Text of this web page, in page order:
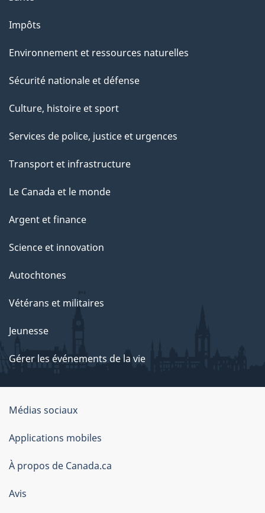
a
e
Impôts
Environnement et ressources naturelles
Sécurité nationale et défense
Culture, histoire et sport
Services de police, justice et urgences
Transport et infrastructure
Le Canada et le monde
Argent et finance
Science et innovation
Autochtones
Vétérans et militaires
Jeunesse
Gérer les événements de la vie
Organisation
du
gouvernement
du
Canada
Médias sociaux
Applications mobiles
À propos de Canada.ca
Avis